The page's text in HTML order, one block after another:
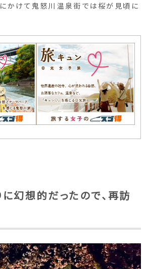
かけて鬼怒川温泉街では桜が見頃に
に幻想的だったので、再訪